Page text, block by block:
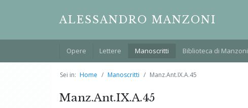
ALESSANDRO MANZONI
Opere Lettere Manoscritti Biblioteca di Manzoni
Sei in: Home Manoscritti Manz.Ant.IX.A.45
Manz.Ant.IX.A.45